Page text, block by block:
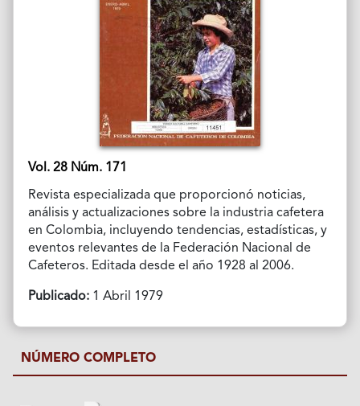
Vol. 28 Núm. 171
Revista especializada que proporcionó noticias,
análisis y actualizaciones sobre la industria cafetera
en Colombia, incluyendo tendencias, estadísticas, y
eventos relevantes de la Federación Nacional de
Cafeteros. Editada desde el año 1928 al 2006.
Publicado:1 Abril 1979
NÚMERO COMPLETO